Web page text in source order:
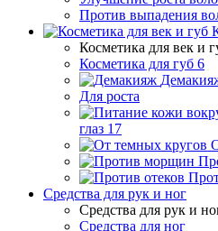
Против выпадения
Косметика для век и
Косметика для губ 6
Для роста
глаз 17
Средства для рук и ног
Средства для рук и
Средства для ног